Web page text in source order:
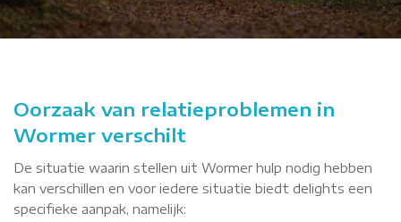
Oorzaak van relatieproblemen in
Wormer verschilt
De situatie waarin stellen uit Wormer hulp nodig hebben
kan verschillen en voor iedere situatie biedt delights een
specifieke aanpak, namelijk: